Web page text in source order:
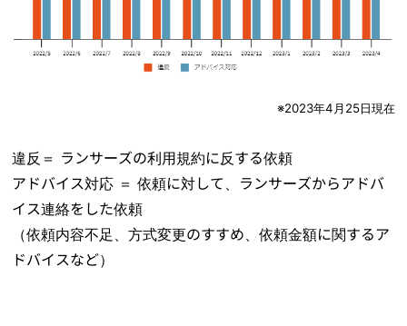
※2023年4月25日現在
違反＝ ランサーズの利用規約に反する依頼
アドバイス対応 ＝ 依頼に対して、ランサーズからアドバ
イス連絡をした依頼
（依頼内容不足、方式変更のすすめ、依頼金額に関するア
ドバイスなど）